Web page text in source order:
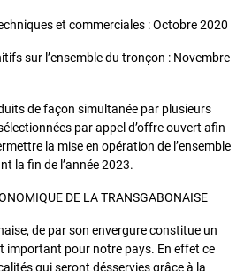
et commerciales : Octobre 2020
sur l’ensemble du tronçon : Novembre
de façon simultanée par plusieurs
par appel d’offre ouvert afin
la mise en opération de l’ensemble
la fin de l’année 2023.
DE LA TRANSGABONAISE
de par son envergure constitue un
important pour notre pays. En effet ce
qui seront désservies grâce à la